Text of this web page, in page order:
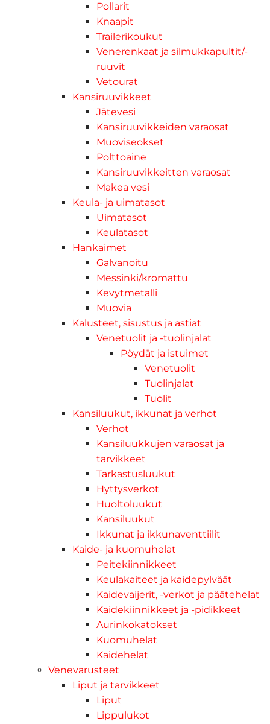
Pollarit
Knaapit
Trailerikoukut
Venerenkaat ja silmukkapultit/-
ruuvit
Vetourat
Kansiruuvikkeet
Jätevesi
Kansiruuvikkeiden varaosat
Muoviseokset
Polttoaine
Kansiruuvikkeitten varaosat
Makea vesi
Keula- ja uimatasot
Uimatasot
Keulatasot
Hankaimet
Galvanoitu
Messinki/kromattu
Kevytmetalli
Muovia
Kalusteet, sisustus ja astiat
Venetuolit ja -tuolinjalat
Pöydät ja istuimet
Venetuolit
Tuolinjalat
Tuolit
Kansiluukut, ikkunat ja verhot
Verhot
Kansiluukkujen varaosat ja
tarvikkeet
Tarkastusluukut
Hyttysverkot
Huoltoluukut
Kansiluukut
Ikkunat ja ikkunaventtiilit
Kaide- ja kuomuhelat
Peitekiinnikkeet
Keulakaiteet ja kaidepylväät
Kaidevaijerit, -verkot ja päätehelat
Kaidekiinnikkeet ja -pidikkeet
Aurinkokatokset
Kuomuhelat
Kaidehelat
Venevarusteet
Liput ja tarvikkeet
Liput
Lippulukot